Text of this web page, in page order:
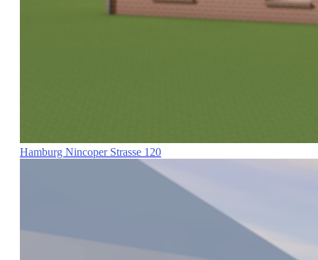
Hamburg Nincoper Strasse 120